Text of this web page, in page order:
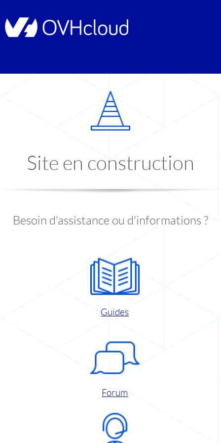
Site en construction
Besoin d'assistance ou d'informations ?
Guides
Forum